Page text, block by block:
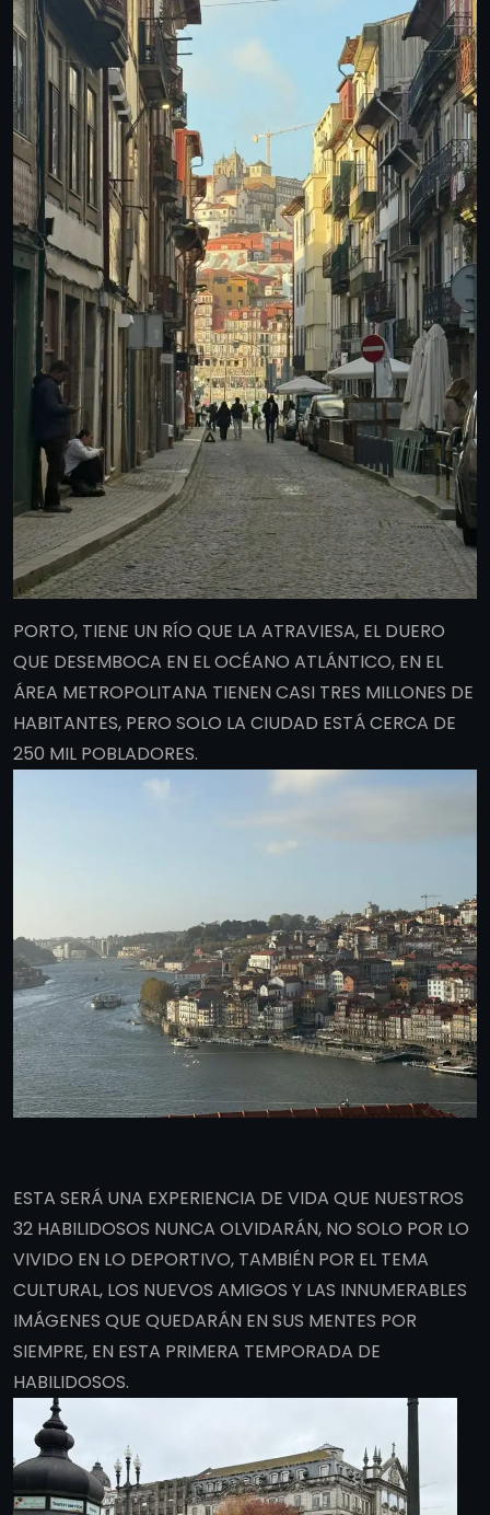
PORTO, TIENE UN RÍO QUE LA ATRAVIESA, EL DUERO
QUE DESEMBOCA EN EL OCÉANO ATLÁNTICO, EN EL
ÁREA METROPOLITANA TIENEN CASI TRES MILLONES DE
HABITANTES, PERO SOLO LA CIUDAD ESTÁ CERCA DE
250 MIL POBLADORES.
ESTA SERÁ UNA EXPERIENCIA DE VIDA QUE NUESTROS
32 HABILIDOSOS NUNCA OLVIDARÁN, NO SOLO POR LO
VIVIDO EN LO DEPORTIVO, TAMBIÉN POR EL TEMA
CULTURAL, LOS NUEVOS AMIGOS Y LAS INNUMERABLES
IMÁGENES QUE QUEDARÁN EN SUS MENTES POR
SIEMPRE, EN ESTA PRIMERA TEMPORADA DE
HABILIDOSOS.